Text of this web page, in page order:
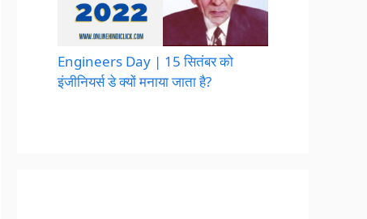
Engineers Day | 15 सितंबर को
इंजीनियर्स डे क्यों मनाया जाता है?